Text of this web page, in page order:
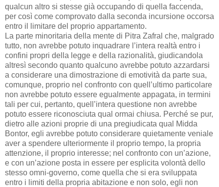
qualcun altro si stesse già occupando di quella faccenda,
per così come comprovato dalla seconda incursione occorsa
entro il limitare del proprio appartamento.
La parte minoritaria della mente di Pitra Zafral che, malgrado
tutto, non avrebbe potuto inquadrare l’intera realtà entro i
confini propri della legge e della razionalità, giudicandola
altresì secondo quanto qualcuno avrebbe potuto azzardarsi
a considerare una dimostrazione di emotività da parte sua,
comunque, proprio nel confronto con quell’ultimo particolare
non avrebbe potuto essere egualmente appagata, in termini
tali per cui, pertanto, quell’intera questione non avrebbe
potuto essere riconosciuta qual ormai chiusa. Perché se pur,
dietro alle azioni proprie di una pregiudicata qual Midda
Bontor, egli avrebbe potuto considerare quietamente veniale
aver a spendere ulteriormente il proprio tempo, la propria
attenzione, il proprio interesse; nel confronto con un’azione,
e con un’azione posta in essere per esplicita volontà dello
stesso omni-governo, come quella che si era sviluppata
entro i limiti della propria abitazione e non solo, egli non